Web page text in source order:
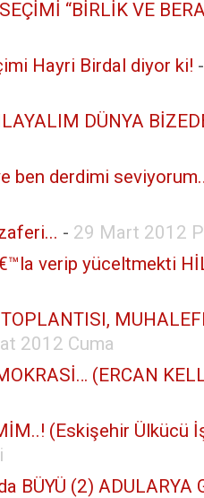
“BİRLİK VE
Hayri Birdal diyor ki!
DÜNYA
ben derdimi
- 29 Mart 2012
verip yüceltmekti
2012 Cuma
(ERCAN
(Eskişehir Ülkücü
BÜYÜ (2) ADULARYA